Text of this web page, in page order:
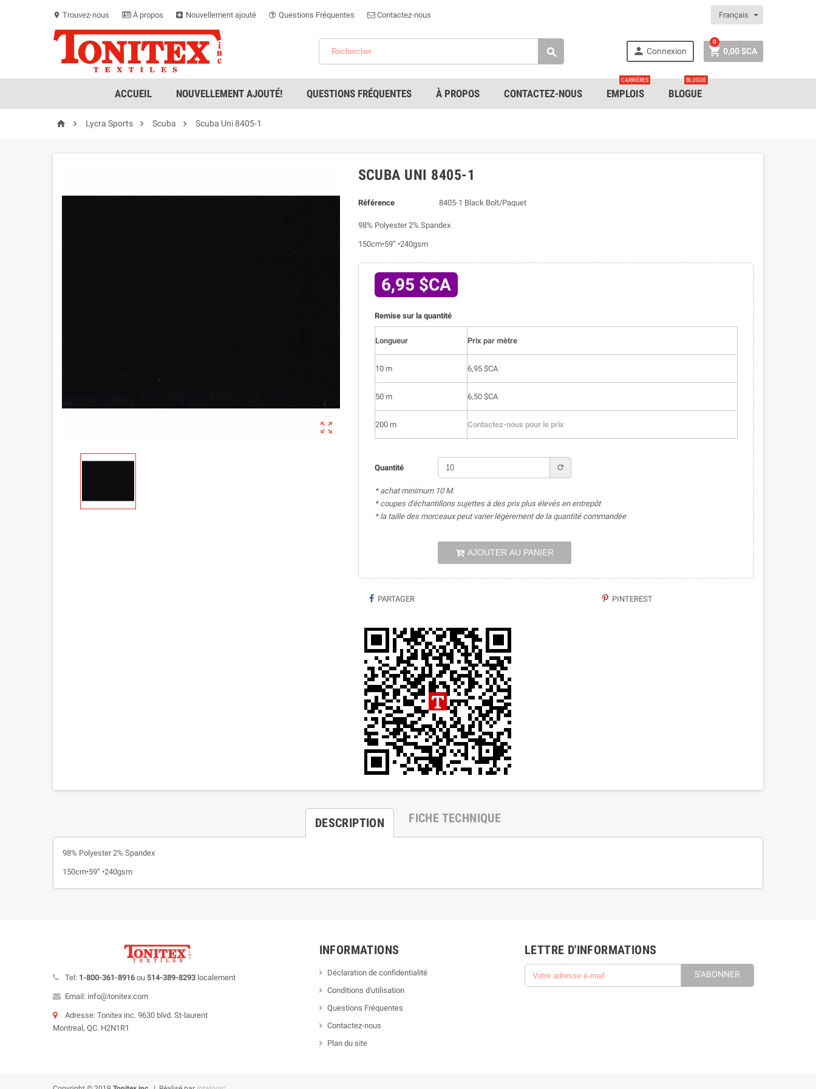
location_on Trouvez-nous À propos Nouvellement ajouté Questions Fréquentes Contactez-nous Français
  Connexion  0,00 $CA
0
ACCUEIL NOUVELLEMENT AJOUTÉ! QUESTIONS FRÉQUENTES À PROPOS CONTACTEZ-NOUS EMPLOIS
CARRIÈRES
BLOGUE
BLOGUE
  Lycra Sports  Scuba  Scuba Uni 8405-1

SCUBA UNI 8405-1
Référence 8405-1 Black Bolt/Paquet
98% Polyester 2% Spandex
150cm•59” •240gsm
6,95 $CA
Remise sur la quantité
Longueur Prix par mètre
10 m 6,95 $CA
50 m 6,50 $CA
200 m Contactez-nous pour le prix
Quantité refresh
* achat minimum 10 M.
* coupes d'échantillons sujettes à des prix plus élevés en entrepôt
* la taille des morceaux peut varier légèrement de la quantité commandée
AJOUTER AU PANIER
PARTAGER PINTEREST
DESCRIPTION FICHE TECHNIQUE
98% Polyester 2% Spandex
150cm•59” •240gsm
Tel: 1-800-361-8916 ou 514-389-8293 localement
Email: info@tonitex.com
Adresse: Tonitex inc. 9630 blvd. St-laurent
Montreal, QC. H2N1R1
INFORMATIONS
Déclaration de confidentialité
Conditions d'utilisation
Questions Fréquentes
Contactez-nous
Plan du site
LETTRE D'INFORMATIONS
S’ABONNER